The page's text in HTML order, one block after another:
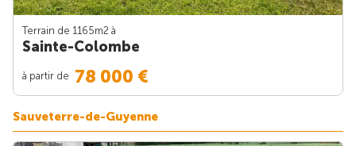
Terrain de 1165m2 à
Sainte-Colombe
à partir de 78 000 €
Sauveterre-de-Guyenne